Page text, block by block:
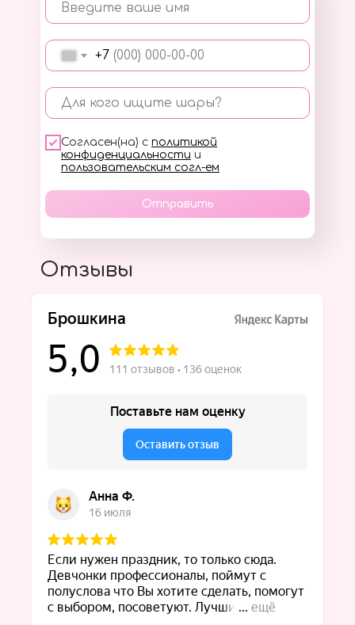
Введите ваше имя
+7
Для кого ищите шары?
Согласен(на) с политикой
конфиденциальности и
пользовательским согл-ем
Отправить
Отзывы